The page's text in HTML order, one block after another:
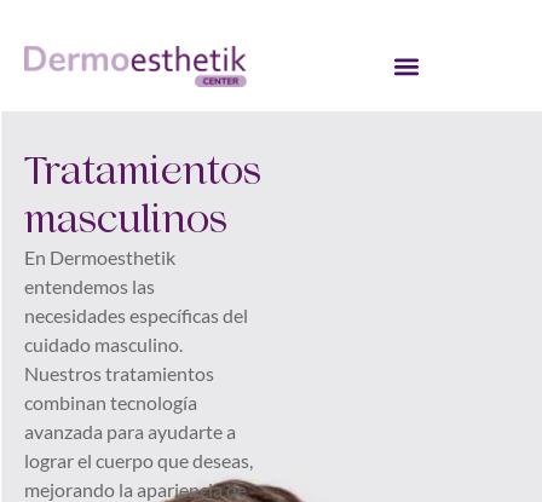
Tratamientos
masculinos
En Dermoesthetik
entendemos las
necesidades específicas del
cuidado masculino.
Nuestros tratamientos
combinan tecnología
avanzada para ayudarte a
lograr el cuerpo que deseas,
mejorando la apariencia de